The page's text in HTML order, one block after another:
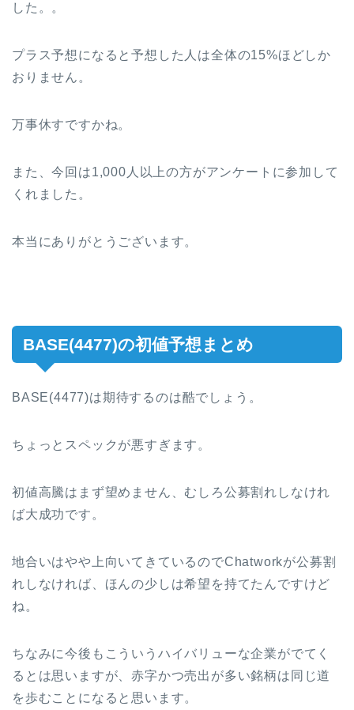
した。。
プラス予想になると予想した人は全体の15%ほどしか
おりません。
万事休すですかね。
また、今回は1,000人以上の方がアンケートに参加して
くれました。
本当にありがとうございます。
BASE(4477)の初値予想まとめ
BASE(4477)は期待するのは酷でしょう。
ちょっとスペックが悪すぎます。
初値高騰はまず望めません、むしろ公募割れしなけれ
ば大成功です。
地合いはやや上向いてきているのでChatworkが公募割
れしなければ、ほんの少しは希望を持てたんですけど
ね。
ちなみに今後もこういうハイバリューな企業がでてく
るとは思いますが、赤字かつ売出が多い銘柄は同じ道
を歩むことになると思います。